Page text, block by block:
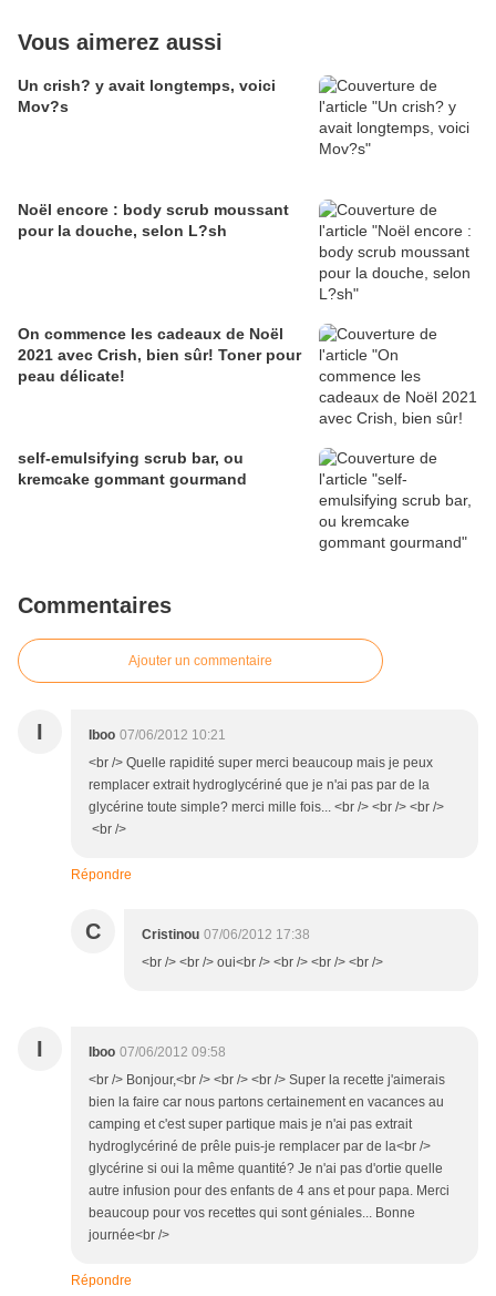
Vous aimerez aussi
Un crish? y avait longtemps, voici
Mov?s
Noël encore : body scrub moussant
pour la douche, selon L?sh
On commence les cadeaux de Noël
2021 avec Crish, bien sûr! Toner pour
peau délicate!
self-emulsifying scrub bar, ou
kremcake gommant gourmand
Commentaires
Ajouter un commentaire
I Iboo 07/06/2012 10:21
<br /> Quelle rapidité super merci beaucoup mais je peux
remplacer extrait hydroglycériné que je n'ai pas par de la
glycérine toute simple? merci mille fois... <br /> <br /> <br />
<br />
Répondre
C Cristinou 07/06/2012 17:38
<br /> <br /> oui<br /> <br /> <br /> <br />
I Iboo 07/06/2012 09:58
<br /> Bonjour,<br /> <br /> <br /> Super la recette j'aimerais
bien la faire car nous partons certainement en vacances au
camping et c'est super partique mais je n'ai pas extrait
hydroglycériné de prêle puis-je remplacer par de la<br />
glycérine si oui la même quantité? Je n'ai pas d'ortie quelle
autre infusion pour des enfants de 4 ans et pour papa. Merci
beaucoup pour vos recettes qui sont géniales... Bonne
journée<br />
Répondre